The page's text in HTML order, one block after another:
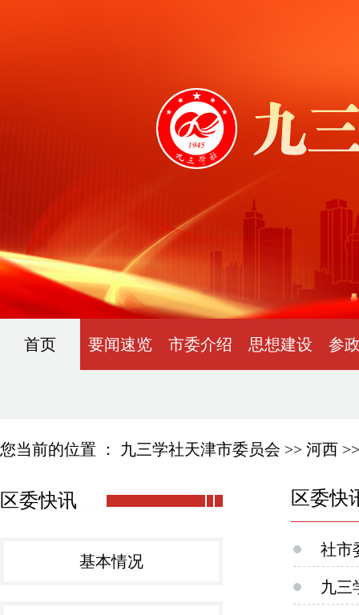
首页 要闻速览 市委介绍 思想建设 参
您当前的位置 ： 九三学社天津市委员会 >> 河西 >>
区委快讯
基本情况
区委快
社市
九三